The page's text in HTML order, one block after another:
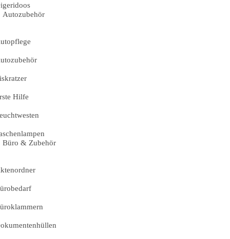
Autozubehör
Hilfe
Büro & Zubehör